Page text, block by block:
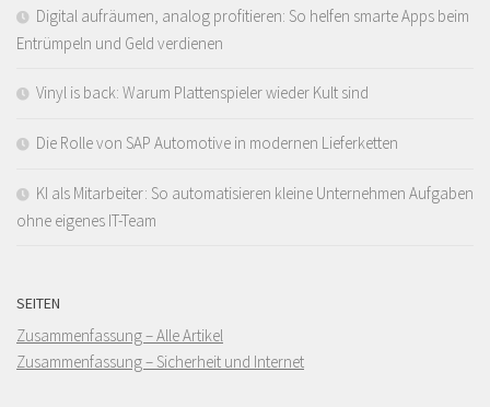
Digital aufräumen, analog profitieren: So helfen smarte Apps beim
Entrümpeln und Geld verdienen
Vinyl is back: Warum Plattenspieler wieder Kult sind
Die Rolle von SAP Automotive in modernen Lieferketten
KI als Mitarbeiter: So automatisieren kleine Unternehmen Aufgaben
ohne eigenes IT-Team
SEITEN
Zusammenfassung – Alle Artikel
Zusammenfassung – Sicherheit und Internet